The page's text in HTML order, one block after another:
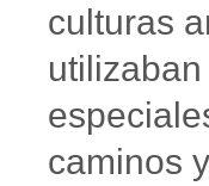
culturas
caminos